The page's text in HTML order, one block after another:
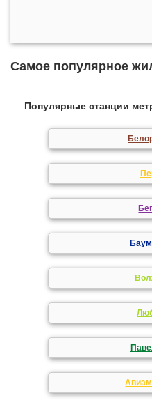
Самое популярное
Популярные станции